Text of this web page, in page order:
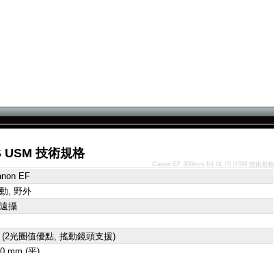
技術規格
EF
, 野外
攝
(2光圈值優點, 搖動鏡頭支援)
Canon EF 300mm f/4.0L IS USM 技術規格